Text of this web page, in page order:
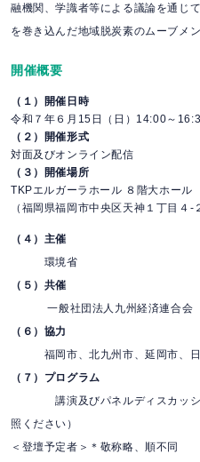
融機関、学識者等による議論を通じ
を巻き込んだ地域脱炭素のムーブメ
開催概要
（１）開催日時
令和７年６月15日（日）14:00～
（２）開催形式
対面及びオンライン配信
（３）開催場所
TKPエルガーラホール ８階大ホール
（福岡県福岡市中央区天神１丁目４-
（４）主催
環境省
（５）共催
一般社団法人九州経済連合会
（６）協力
福岡市、北九州市、延岡市、日
（７）プログラム
講演及びパネルディスカッショ
照ください）
＜登壇予定者＞＊敬称略、順不同